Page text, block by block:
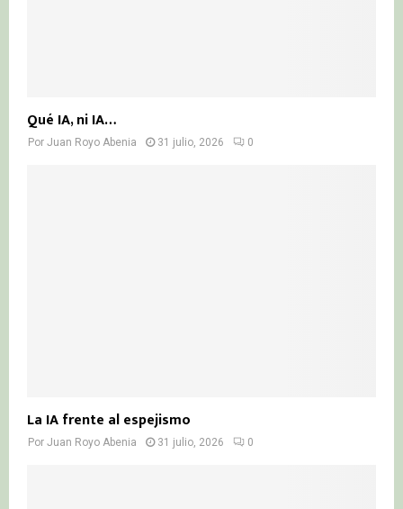
Qué IA, ni IA…
Por Juan Royo Abenia 31 julio, 2026 0
La IA frente al espejismo
Por Juan Royo Abenia 31 julio, 2026 0